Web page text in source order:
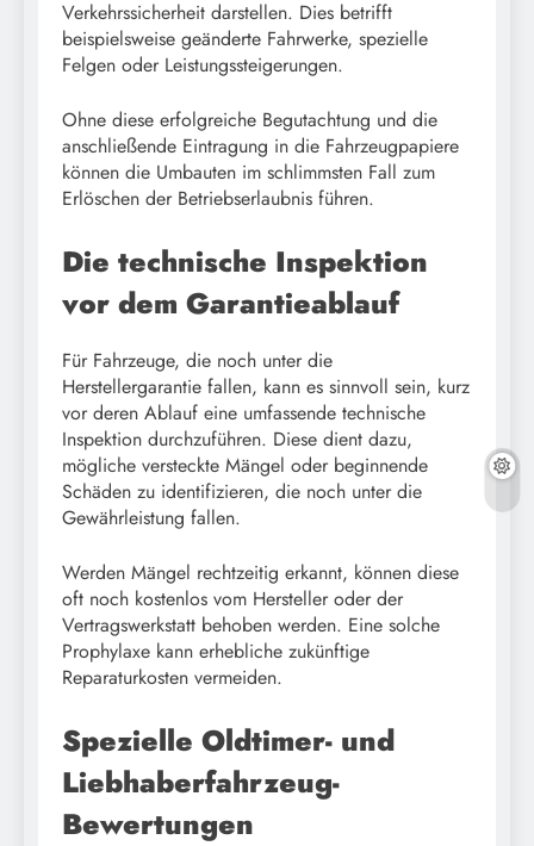
Verkehrssicherheit darstellen. Dies betrifft
beispielsweise geänderte Fahrwerke, spezielle
Felgen oder Leistungssteigerungen.
Ohne diese erfolgreiche Begutachtung und die
anschließende Eintragung in die Fahrzeugpapiere
können die Umbauten im schlimmsten Fall zum
Erlöschen der Betriebserlaubnis führen.
Die technische Inspektion
vor dem Garantieablauf
Für Fahrzeuge, die noch unter die
Herstellergarantie fallen, kann es sinnvoll sein, kurz
vor deren Ablauf eine umfassende technische
Inspektion durchzuführen. Diese dient dazu,
mögliche versteckte Mängel oder beginnende
Schäden zu identifizieren, die noch unter die
Gewährleistung fallen.
Werden Mängel rechtzeitig erkannt, können diese
oft noch kostenlos vom Hersteller oder der
Vertragswerkstatt behoben werden. Eine solche
Prophylaxe kann erhebliche zukünftige
Reparaturkosten vermeiden.
Spezielle Oldtimer- und
Liebhaberfahrzeug-
Bewertungen